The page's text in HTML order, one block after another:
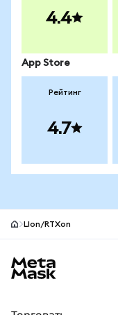
4.4
App Store
Рейтинг
4.7
LIon/RTXon